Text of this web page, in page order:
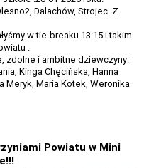
Dalachów, Strojec. Z
w tie-breaku 13:15 i takim
.
zdolne i ambitne dziewczyny:
Kinga Chęcińska, Hanna
Meryk, Maria Kotek, Weronika
Powiatu w Mini